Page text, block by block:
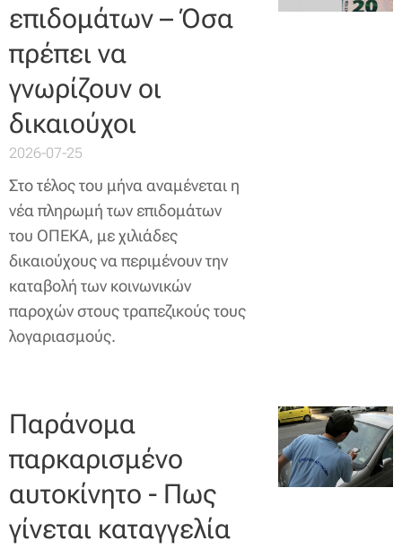
επιδομάτων – Όσα
πρέπει να
γνωρίζουν οι
δικαιούχοι
2026-07-25
Στο τέλος του μήνα αναμένεται η
νέα πληρωμή των επιδομάτων
του ΟΠΕΚΑ, με χιλιάδες
δικαιούχους να περιμένουν την
καταβολή των κοινωνικών
παροχών στους τραπεζικούς τους
λογαριασμούς.
Παράνομα
παρκαρισμένο
αυτοκίνητο - Πως
γίνεται καταγγελία